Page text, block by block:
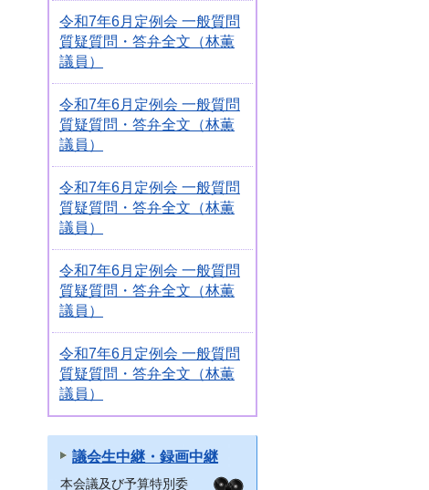
令和7年6月定例会 一般質問
質疑質問・答弁全文（林薫
議員）
令和7年6月定例会 一般質問
質疑質問・答弁全文（林薫
議員）
令和7年6月定例会 一般質問
質疑質問・答弁全文（林薫
議員）
令和7年6月定例会 一般質問
質疑質問・答弁全文（林薫
議員）
令和7年6月定例会 一般質問
質疑質問・答弁全文（林薫
議員）
議会生中継・録画中継
本会議及び予算特別委